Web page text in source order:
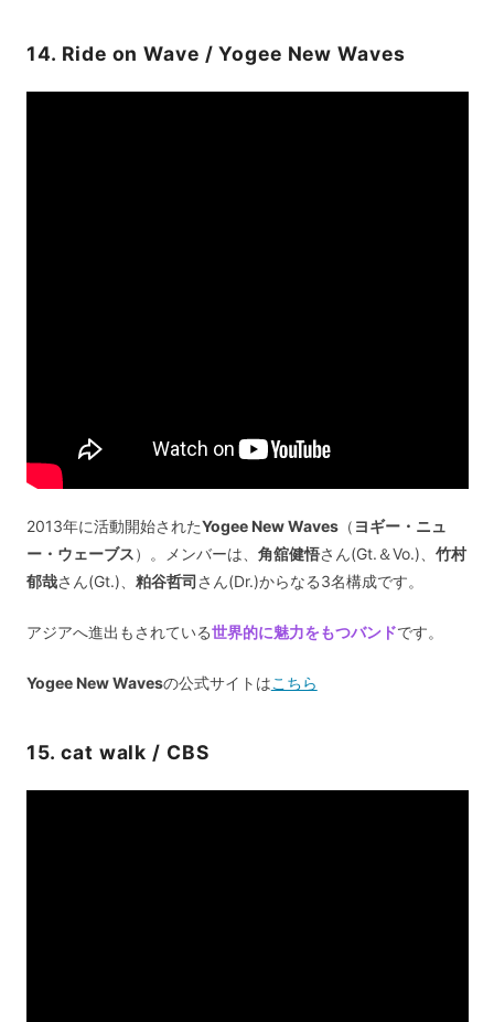
14. Ride on Wave / Yogee New Waves
2013年に活動開始されたYogee New Waves（ ヨギー・ニュ
ー・ウェーブス）。メンバーは、 角舘健悟さん(Gt.＆Vo.)、 竹村
郁哉さん(Gt.)、 粕谷哲司 さん(Dr.)からなる3名構成です。
アジアへ進出もされている世界的に魅力をもつバンドです。
Yogee New Wavesの公式サイトはこちら
15. cat walk / CBS